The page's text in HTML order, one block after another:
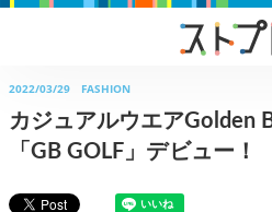
2022/03/29 FASHION
カジュアルウエアGolden
「GB GOLF」デビュー！